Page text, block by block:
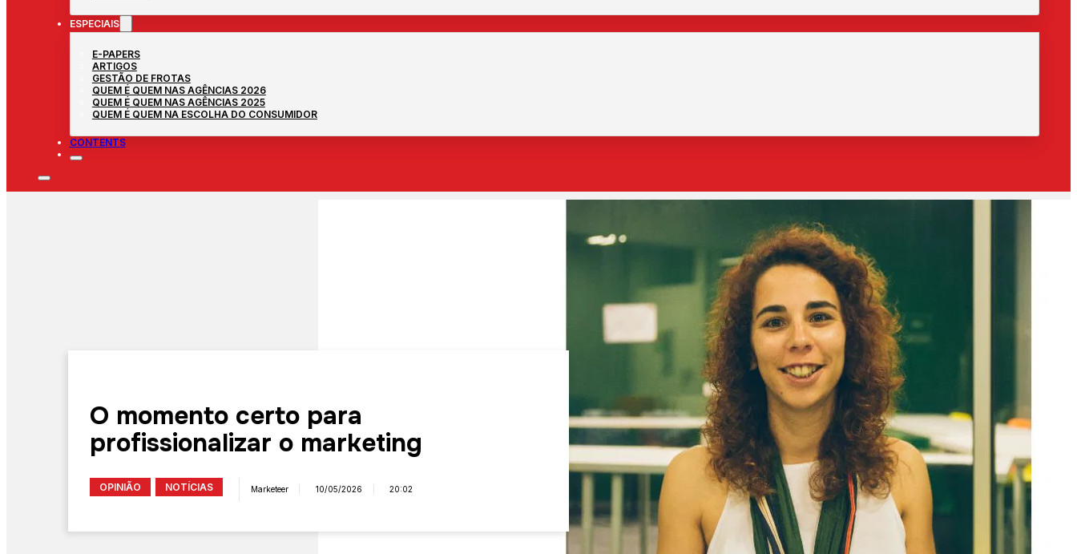
ESPECIAIS
E-PAPERS
ARTIGOS
GESTÃO DE FROTAS
QUEM É QUEM NAS AGÊNCIAS 2026
QUEM É QUEM NAS AGÊNCIAS 2025
QUEM É QUEM NA ESCOLHA DO CONSUMIDOR
CONTENTS
O momento certo para
profissionalizar o marketing
OPINIÃO NOTÍCIAS Marketeer 10/05/2026 20:02